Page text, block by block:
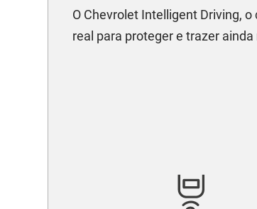
O Chevrolet Intelligent Driving,
real para proteger e trazer